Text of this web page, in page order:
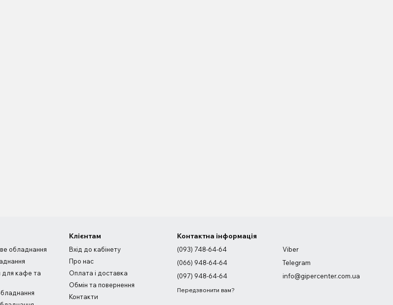
обладнання
кафе та
Клієнтам
Вхід до кабінету
Про нас
Оплата і доставка
Обмін та повернення
Контакти
Контактна інформація
(093) 748-64-64
(066) 948-64-64
(097) 948-64-64
Передзвонити вам?
Viber
Telegram
info@gipercenter.com.ua